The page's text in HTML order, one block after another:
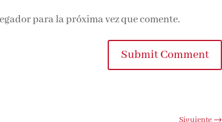
para la próxima vez que comente.
Submit Comment
Siguiente→